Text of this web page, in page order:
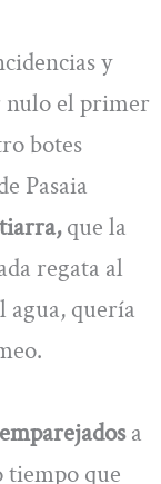
y
nulo el primer
botes
Pasaia
que la
regata al
agua, quería
a
tiempo que